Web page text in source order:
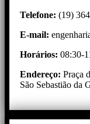
Telefone: (19)
E-mail:
Horários: 08:30-
Endereço: Praça
São Sebastião da